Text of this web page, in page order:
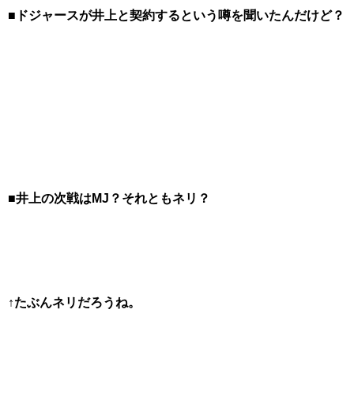
■ドジャースが井上と契約するという噂を聞いたんだけど？
■井上の次戦はMJ？それともネリ？
↑たぶんネリだろうね。